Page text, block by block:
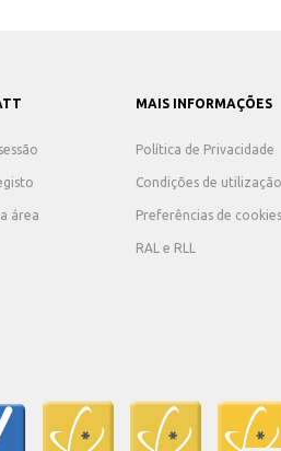
área
MAIS INFORMAÇÕES
Política de Privacidade
Condições de utilização
Preferências de cookies
RAL e RLL